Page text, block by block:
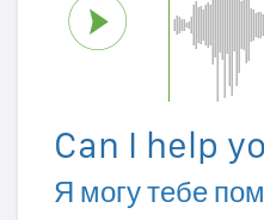
Can I help
Я могу тебе